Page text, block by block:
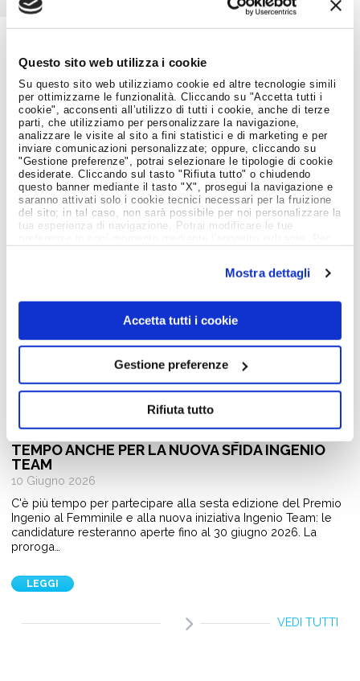
Questo sito web utilizza i cookie
Su questo sito web utilizziamo cookie ed altre tecnologie simili
per ottimizzarne le funzionalità. Cliccando su "Accetta tutti i
cookie", acconsenti all’utilizzo di tutti i cookie, anche di terze
parti, che utilizziamo per personalizzare la navigazione,
analizzare le visite al sito a fini statistici e di marketing e per
inviare comunicazioni personalizzate; oppure, cliccando su
"Gestione preferenze", potrai selezionare le tipologie di cookie
desiderate. Cliccando sul tasto "Rifiuta tutto" o chiudendo
questo banner mediante il tasto "X", prosegui la navigazione e
saranno attivati solo i cookie tecnici necessari per la fruizione
del sito; in tal caso, non sarà possibile per noi personalizzare la
tua esperienza di navigazione. Potrai modificare le tue
Mostra dettagli
Accetta tutti i cookie
Gestione preferenze
Rifiuta tutto
Job Meeting
MAGAZINE
Notizie dal Mondo del Lavoro
CANDIDATURE APERTE FINO AL 30 GIUGNO. PIÙ
TEMPO ANCHE PER LA NUOVA SFIDA INGENIO
TEAM
10 Giugno 2026
C'è più tempo per partecipare alla sesta edizione del Premio
Ingenio al Femminile e alla nuova iniziativa Ingenio Team: le
candidature resteranno aperte fino al 30 giugno 2026. La
proroga…
LEGGI
VEDI TUTTI